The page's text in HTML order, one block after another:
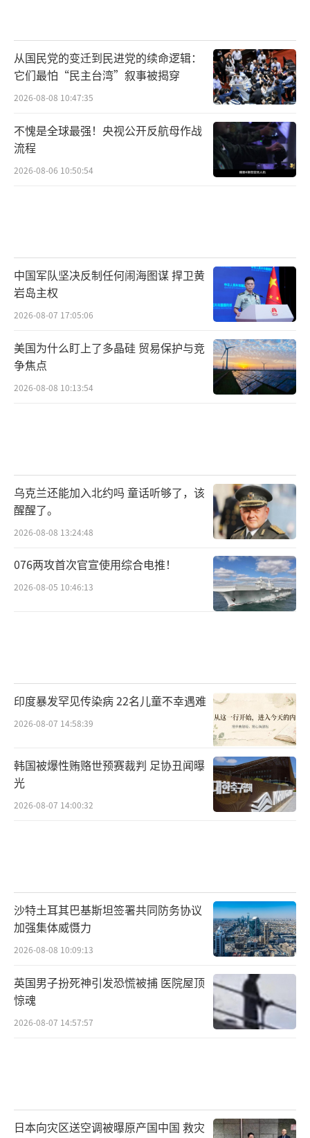
从国民党的变迁到民进党的续命逻辑：
它们最怕“民主台湾”叙事被揭穿
2026-08-08 10:47:35
不愧是全球最强！央视公开反航母作战
流程
2026-08-06 10:50:54
中国军队坚决反制任何闹海图谋 捍卫黄
岩岛主权
2026-08-07 17:05:06
美国为什么盯上了多晶硅 贸易保护与竞
争焦点
2026-08-08 10:13:54
乌克兰还能加入北约吗 童话听够了，该
醒醒了。
2026-08-08 13:24:48
076两攻首次官宣使用综合电推！
2026-08-05 10:46:13
印度暴发罕见传染病 22名儿童不幸遇难
2026-08-07 14:58:39
韩国被爆性贿赂世预赛裁判 足协丑闻曝
光
2026-08-07 14:00:32
沙特土耳其巴基斯坦签署共同防务协议
加强集体威慑力
2026-08-08 10:09:13
英国男子扮死神引发恐慌被捕 医院屋顶
惊魂
2026-08-07 14:57:57
日本向灾区送空调被曝原产国中国 救灾